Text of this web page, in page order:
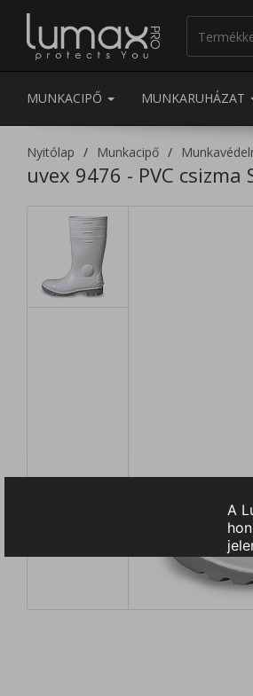
MUNKACIPŐ MUNKARUHÁZAT
Nyitólap Munkacipő
uvex 9476 - PVC csizma